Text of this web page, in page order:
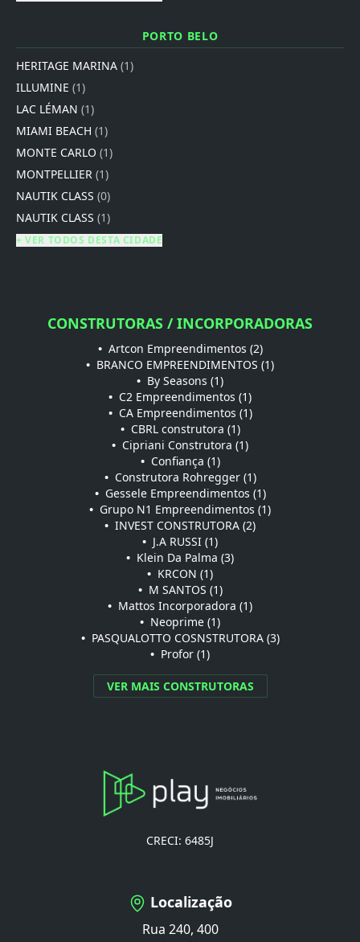
PORTO BELO
HERITAGE MARINA (1)
ILLUMINE (1)
LAC LÉMAN (1)
MIAMI BEACH (1)
MONTE CARLO (1)
MONTPELLIER (1)
NAUTIK CLASS (0)
NAUTIK CLASS (1)
+ VER TODOS DESTA CIDADE
CONSTRUTORAS / INCORPORADORAS
• Artcon Empreendimentos (2)
• BRANCO EMPREENDIMENTOS (1)
• By Seasons (1)
• C2 Empreendimentos (1)
• CA Empreendimentos (1)
• CBRL construtora (1)
• Cipriani Construtora (1)
• Confiança (1)
• Construtora Rohregger (1)
• Gessele Empreendimentos (1)
• Grupo N1 Empreendimentos (1)
• INVEST CONSTRUTORA (2)
• J.A RUSSI (1)
• Klein Da Palma (3)
• KRCON (1)
• M SANTOS (1)
• Mattos Incorporadora (1)
• Neoprime (1)
• PASQUALOTTO COSNSTRUTORA (3)
• Profor (1)
VER MAIS CONSTRUTORAS
CRECI: 6485J
Localização
Rua 240, 400